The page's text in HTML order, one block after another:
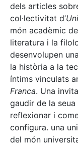
dels articles
col·lectivitat d’
món acadèmic de
literatura i la
desenvolupen
la història a la
íntims vinculats
Franca. Una
gaudir de la
reflexionar i
configura. una
del món